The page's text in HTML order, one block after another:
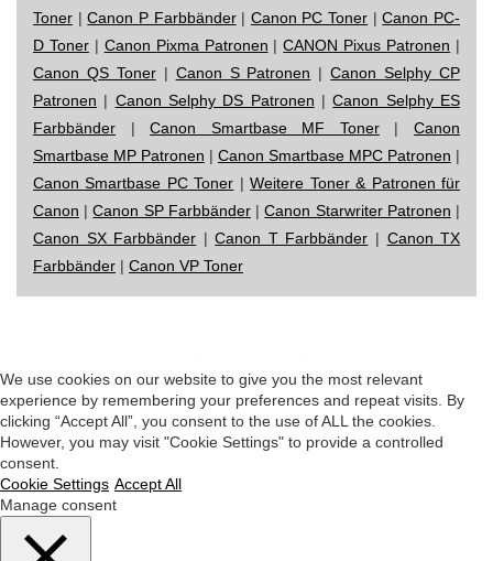
Toner |Canon P Farbbänder| Canon PC Toner |Canon PC-
D Toner| Canon Pixma Patronen |CANON Pixus Patronen |
Canon QS Toner| Canon S Patronen |Canon Selphy CP
Patronen | Canon Selphy DS Patronen |Canon Selphy ES
Farbbänder |Canon Smartbase MF Toner|Canon
Smartbase MP Patronen | Canon Smartbase MPC Patronen |
Canon Smartbase PC Toner |Weitere Toner & Patronen für
Canon |Canon SP Farbbänder|Canon Starwriter Patronen |
Canon SX Farbbänder |Canon T Farbbänder | Canon TX
Farbbänder | Canon VP Toner
We use cookies on our website to give you the most relevant
experience by remembering your preferences and repeat visits. By
clicking “Accept All”, you consent to the use of ALL the cookies.
However, you may visit "Cookie Settings" to provide a controlled
consent.
Cookie Settings Accept All
Manage consent